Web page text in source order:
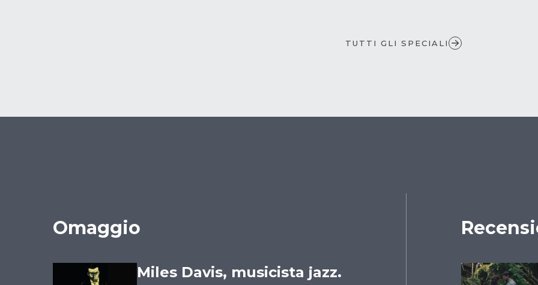
TUTTI GLI SPECIALI
Omaggio
Miles Davis, musicista jazz.